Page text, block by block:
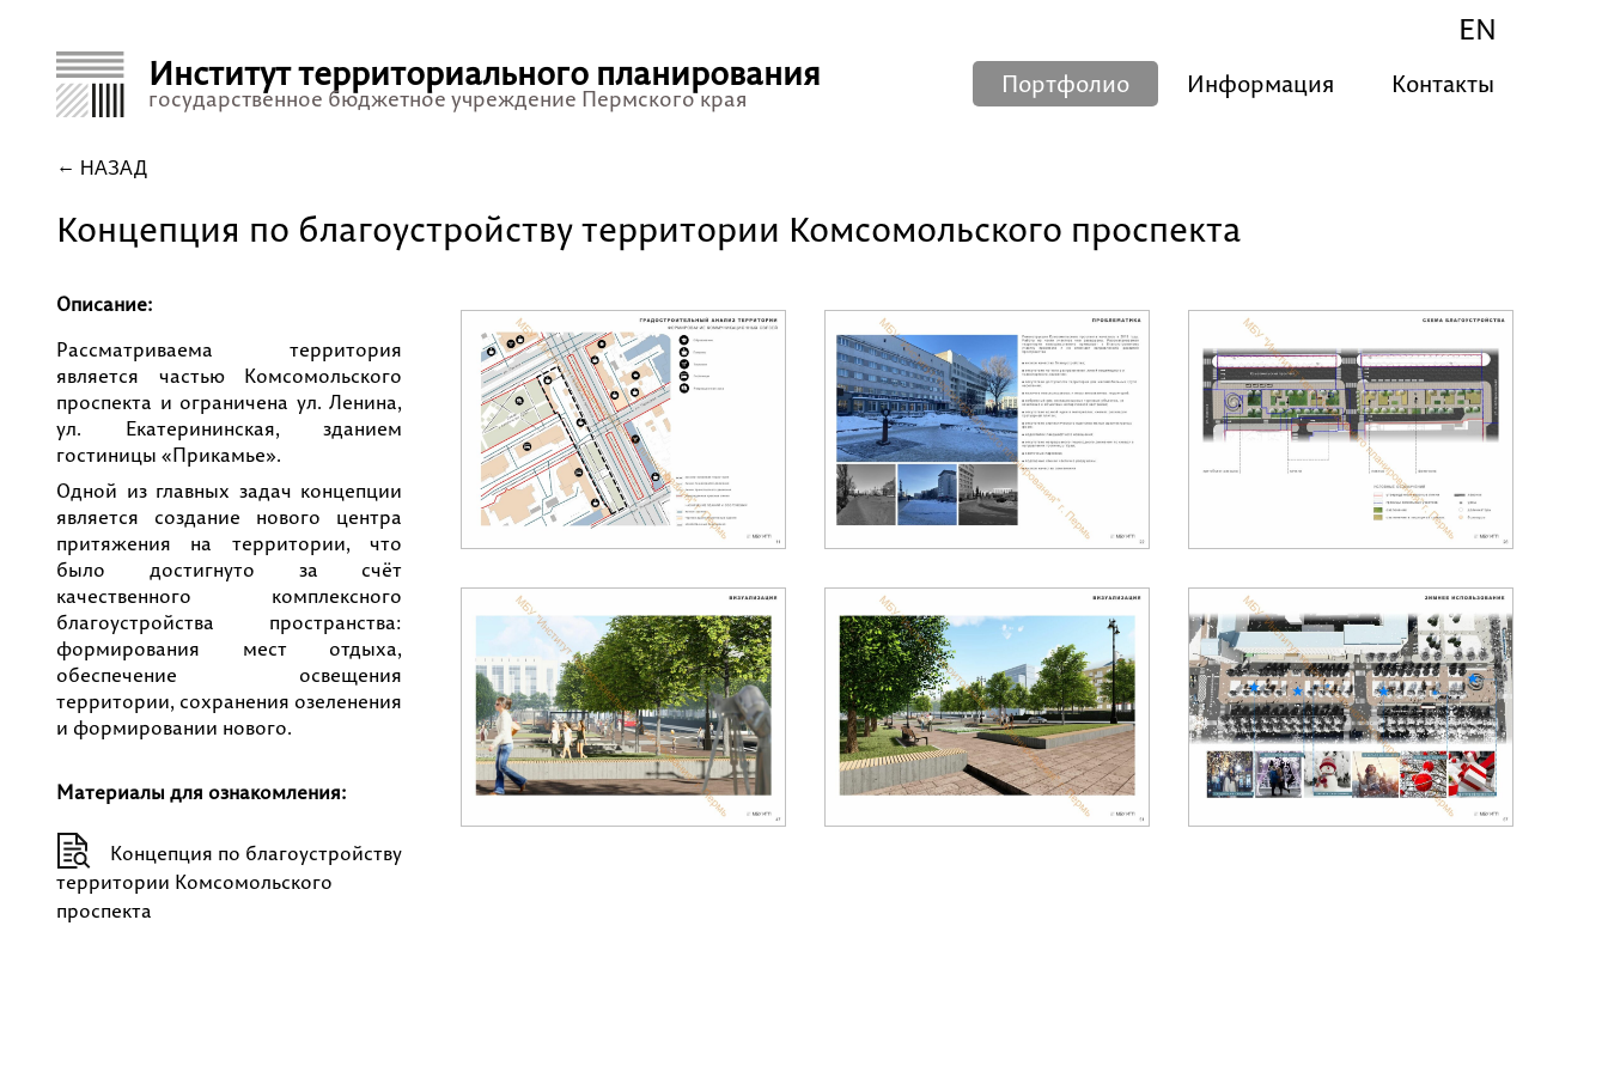
EN
Институт территориального планирования
государственное бюджетное учреждение Пермского края
Портфолио Информация Контакты
НАЗАД
Концепция по благоустройству территории Комсомольского проспекта
Описание:
Рассматриваема территория
является частью Комсомольского
проспекта и ограничена ул. Ленина,
ул. Екатерининская, зданием
гостиницы «Прикамье».
Одной из главных задач концепции
является создание нового центра
притяжения на территории, что
было достигнуто за счёт
качественного комплексного
благоустройства пространства:
формирования мест отдыха,
обеспечение освещения
территории, сохранения озеленения
и формировании нового.
Материалы для ознакомления:
Концепция по благоустройству
территории Комсомольского
проспекта